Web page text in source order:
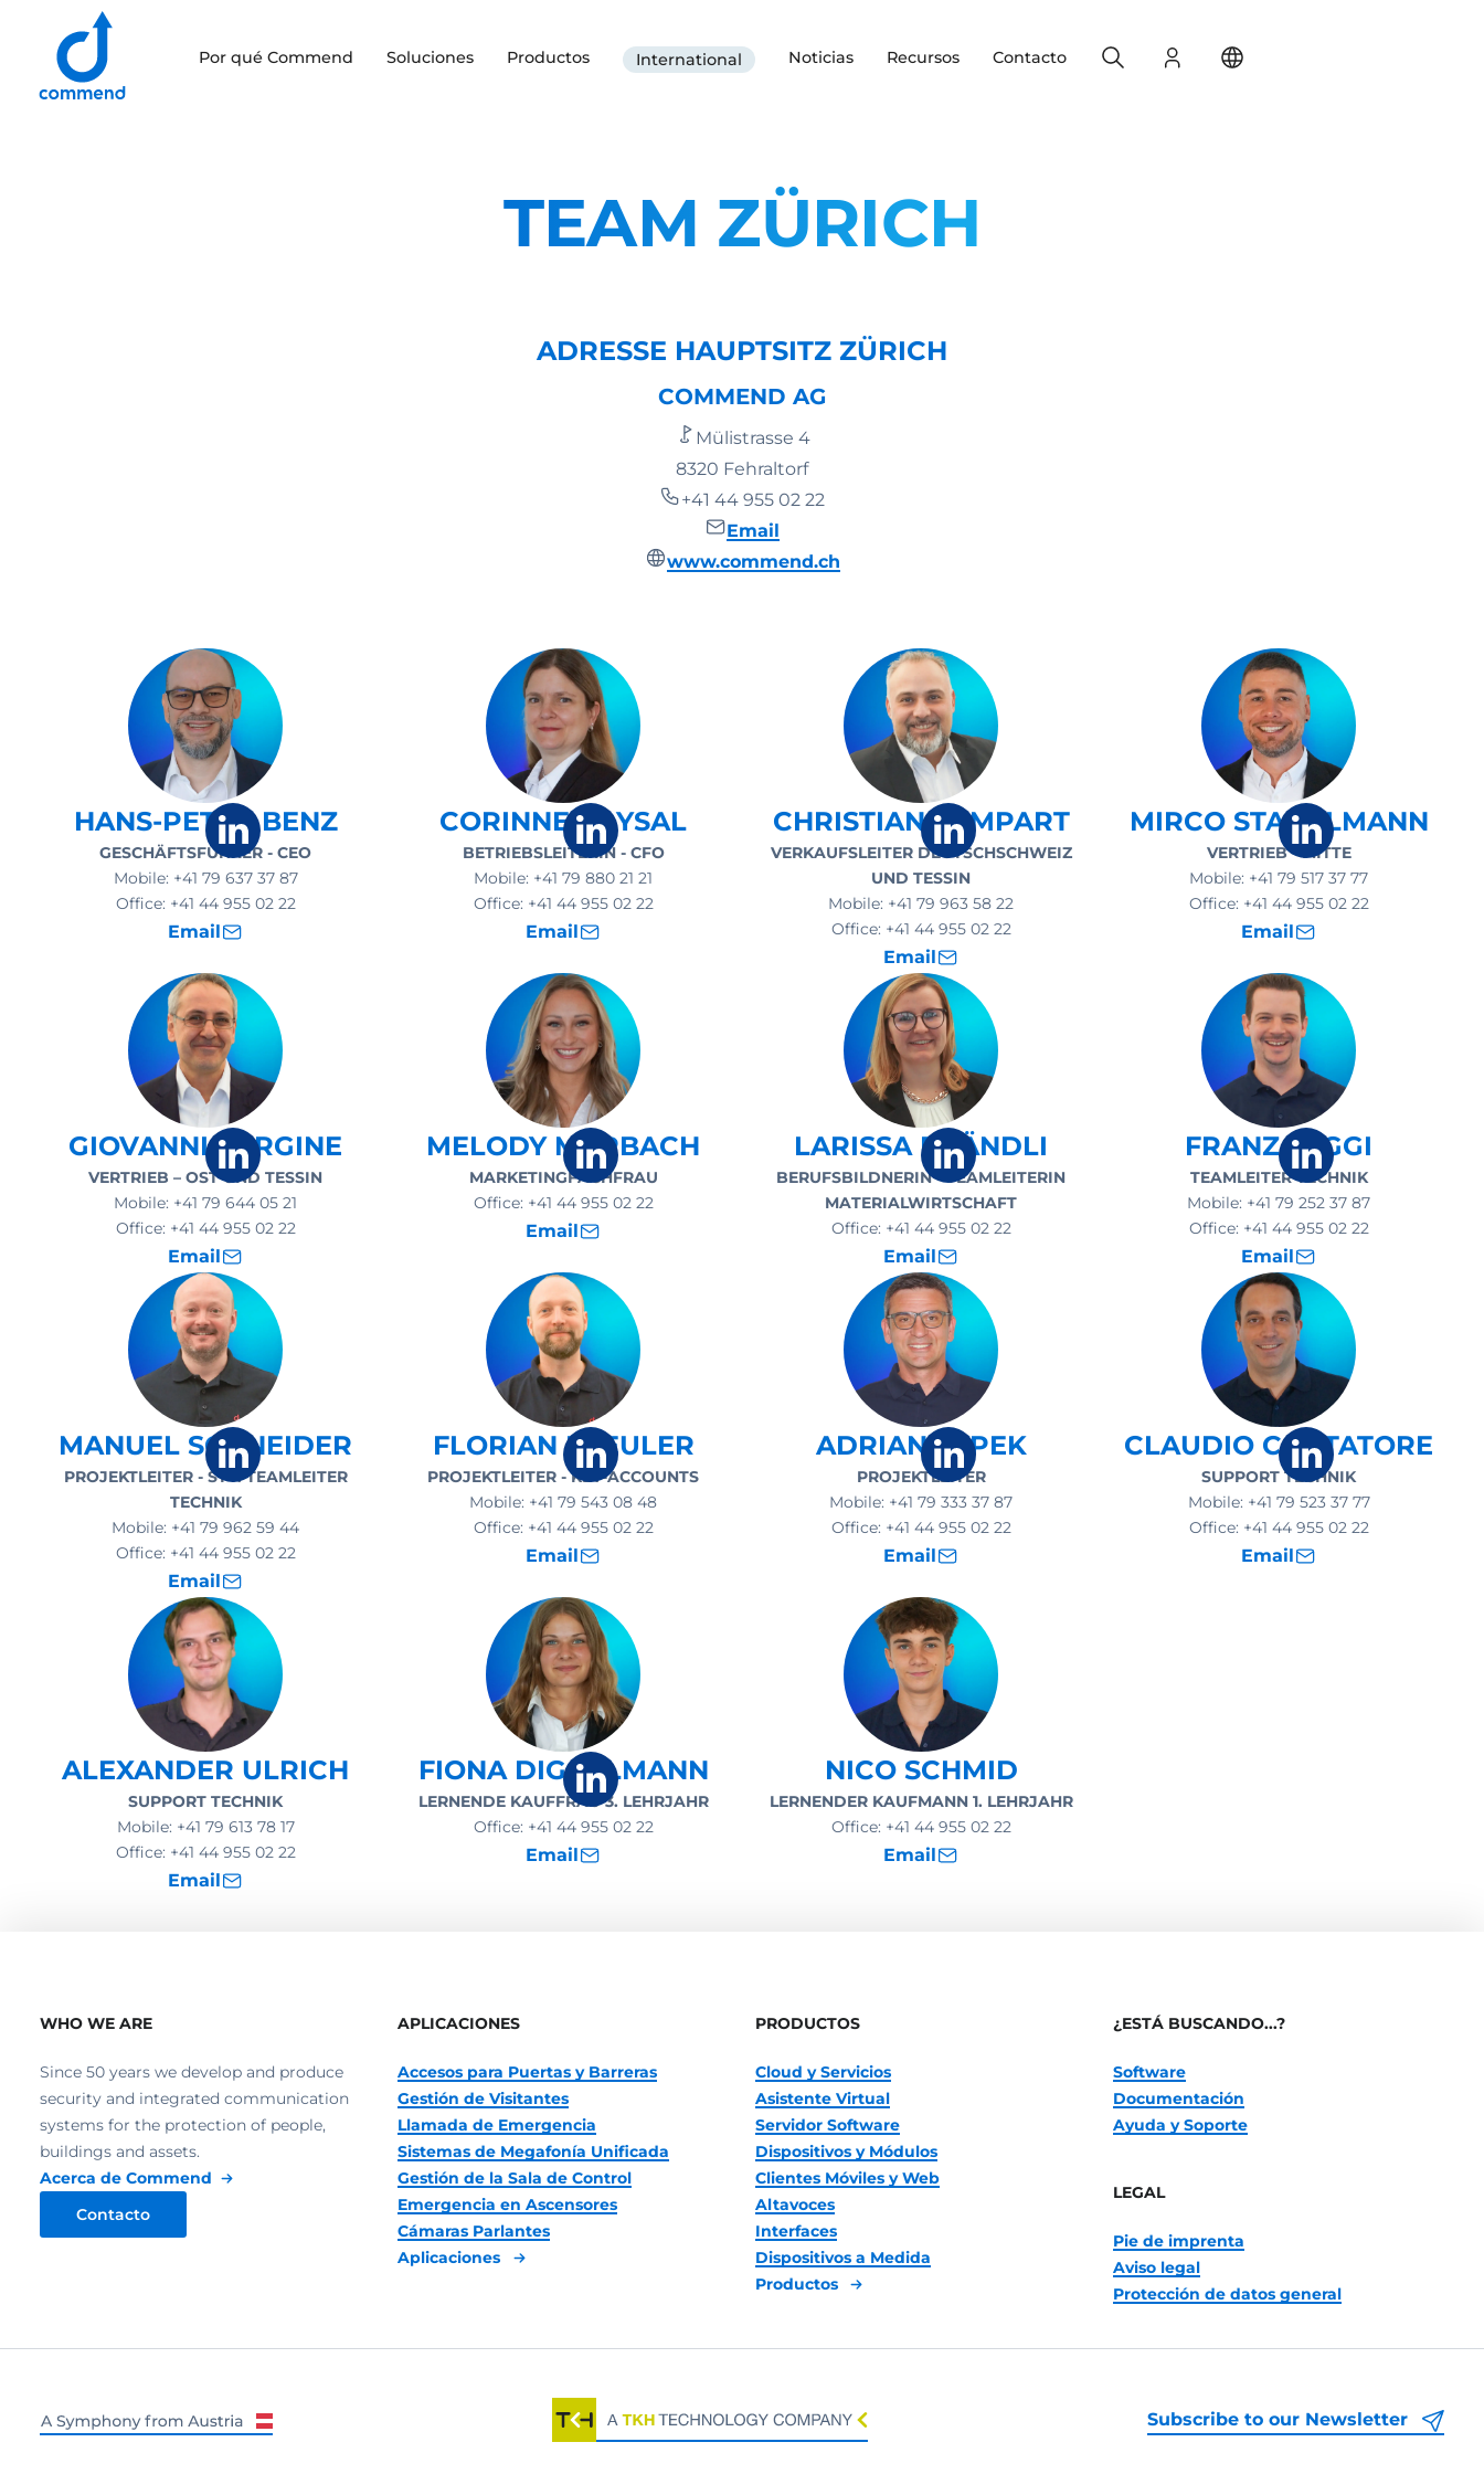
Scroll to content
Por qué Commend Soluciones Productos International Noticias Recursos Contacto Registro
Search
TEAM ZÜRICH
ADRESSE HAUPTSITZ ZÜRICH
COMMEND AG
Mülistrasse 4
8320 Fehraltorf
+41 44 955 02 22
Email
www.commend.ch
HANS-PETER BENZ
GESCHÄFTSFÜHRER - CEO
Mobile: +41 79 637 37 87
Office: +41 44 955 02 22
Email
CORINNE BAYSAL
BETRIEBSLEITERIN - CFO
Mobile: +41 79 880 21 21
Office: +41 44 955 02 22
Email
CHRISTIAN LAMPART
VERKAUFSLEITER DEUTSCHSCHWEIZ
UND TESSIN
Mobile: +41 79 963 58 22
Office: +41 44 955 02 22
Email
MIRCO STADELMANN
VERTRIEB - MITTE
Mobile: +41 79 517 37 77
Office: +41 44 955 02 22
Email
GIOVANNI VERGINE
VERTRIEB – OST UND TESSIN
Mobile: +41 79 644 05 21
Office: +41 44 955 02 22
Email
MELODY MARBACH
MARKETINGFACHFRAU
Office: +41 44 955 02 22
Email
LARISSA BRÄNDLI
BERUFSBILDNERIN - TEAMLEITERIN
MATERIALWIRTSCHAFT
Office: +41 44 955 02 22
Email
FRANZ JAGGI
TEAMLEITER TECHNIK
Mobile: +41 79 252 37 87
Office: +41 44 955 02 22
Email
MANUEL SCHNEIDER
PROJEKTLEITER - STV. TEAMLEITER
TECHNIK
Mobile: +41 79 962 59 44
Office: +41 44 955 02 22
Email
FLORIAN BLEULER
PROJEKTLEITER - KEY-ACCOUNTS
Mobile: +41 79 543 08 48
Office: +41 44 955 02 22
Email
ADRIAN SYPEK
PROJEKTLEITER
Mobile: +41 79 333 37 87
Office: +41 44 955 02 22
Email
CLAUDIO CANTATORE
SUPPORT TECHNIK
Mobile: +41 79 523 37 77
Office: +41 44 955 02 22
Email
ALEXANDER ULRICH
SUPPORT TECHNIK
Mobile: +41 79 613 78 17
Office: +41 44 955 02 22
Email
FIONA DIGGELMANN
LERNENDE KAUFFRAU 3. LEHRJAHR
Office: +41 44 955 02 22
Email
NICO SCHMID
LERNENDER KAUFMANN 1. LEHRJAHR
Office: +41 44 955 02 22
Email
WHO WE ARE
Since 50 years we develop and produce
security and integrated communication
systems for the protection of people,
buildings and assets.
Acerca de Commend
Contacto
APLICACIONES
Accesos para Puertas y Barreras
Gestión de Visitantes
Llamada de Emergencia
Sistemas de Megafonía Unificada
Gestión de la Sala de Control
Emergencia en Ascensores
Cámaras Parlantes
Aplicaciones
PRODUCTOS
Cloud y Servicios
Asistente Virtual
Servidor Software
Dispositivos y Módulos
Clientes Móviles y Web
Altavoces
Interfaces
Dispositivos a Medida
Productos
¿ESTÁ BUSCANDO...?
Software
Documentación
Ayuda y Soporte
LEGAL
Pie de imprenta
Aviso legal
Protección de datos general
Subscribe to our Newsletter